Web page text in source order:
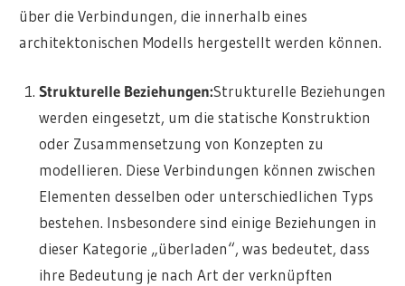
über die Verbindungen, die innerhalb eines
architektonischen Modells hergestellt werden können.
Strukturelle Beziehungen:Strukturelle Beziehungen
werden eingesetzt, um die statische Konstruktion
oder Zusammensetzung von Konzepten zu
modellieren. Diese Verbindungen können zwischen
Elementen desselben oder unterschiedlichen Typs
bestehen. Insbesondere sind einige Beziehungen in
dieser Kategorie „überladen“, was bedeutet, dass
ihre Bedeutung je nach Art der verknüpften